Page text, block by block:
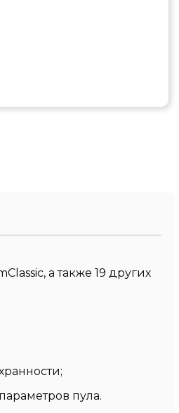
а также 19 других
пула.